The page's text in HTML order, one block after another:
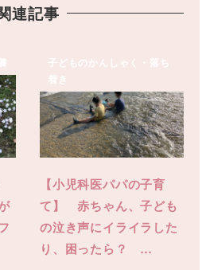
連記事
子どものかんしゃく・落ち
着き
【小児科医パパの子育
て】 赤ちゃん、子ども
の泣き声にイライラした
り、困ったら？ …